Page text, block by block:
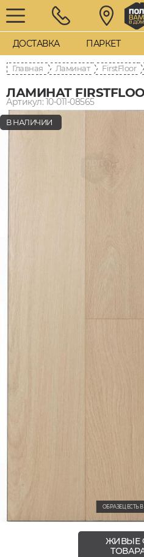
ДОСТАВКА ПАРКЕТ
Главная Ламинат FirstFloor
ЛАМИНАТ
Артикул: 10-011-08565
В НАЛИЧИИ
ОБРАЗЕЦ ЕСТЬ
ЖИВЫЕ